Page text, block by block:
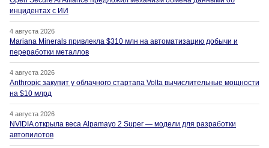
инцидентах с ИИ
4 августа 2026
Mariana Minerals привлекла $310 млн на автоматизацию добычи и
переработки металлов
4 августа 2026
Anthropic закупит у облачного стартапа Volta вычислительные мощности
на $10 млрд
4 августа 2026
NVIDIA открыла веса Alpamayo 2 Super — модели для разработки
автопилотов